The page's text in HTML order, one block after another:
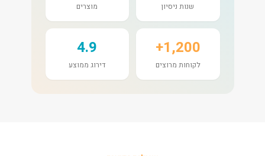
שנות ניסיון מוצרים
1,200+
לקוחות מרוצים
4.9
דירוג ממוצע